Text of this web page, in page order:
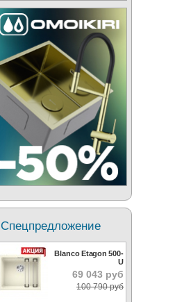
Спецпредложение
Blanco Etagon 500-
U
69 043 руб
100 790 руб